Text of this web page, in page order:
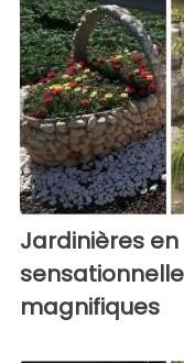
Jardinières en
magnifiques